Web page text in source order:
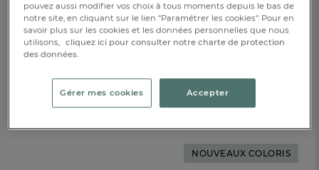
240x300cm
-40% 239,40 €
NOUVEAUX COLORIS
pouvez aussi modifier vos choix à tous moments depuis le bas de
notre site, en cliquant sur le lien "Paramétrer les cookies". Pour en
savoir plus sur les cookies et les données personnelles que nous
utilisons, cliquez ici pour consulter notre charte de protection
des données.
Gérer mes cookies Accepter